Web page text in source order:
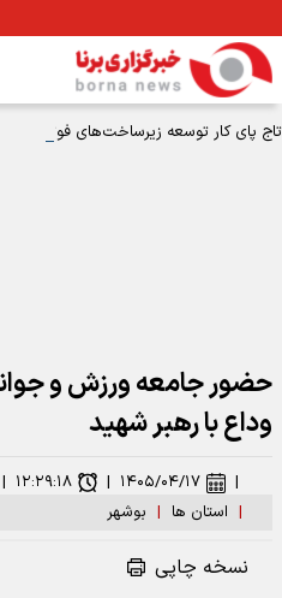
تاج پای کار توسعه زیرساخت‌های فوتبال
حضور جامعه ورزش و
وداع با رهبر شهید
| استان ها | بوشهر
| ۱۴۰۵/۰۴/۱۷ | ۱۲:۲۹:۱۸ |
نسخه چاپی